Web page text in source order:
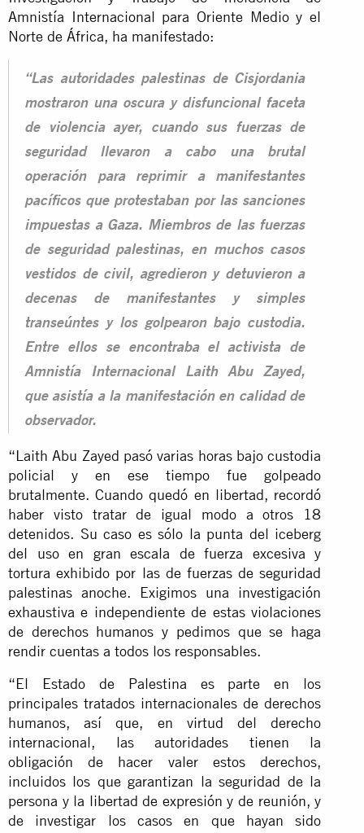
Amnistía Internacional para Oriente Medio y el
Norte de África, ha manifestado:
“Las autoridades palestinas de Cisjordania
mostraron una oscura y disfuncional faceta
de violencia ayer, cuando sus fuerzas de
seguridad llevaron a cabo una brutal
operación para reprimir a manifestantes
pacíficos que protestaban por las sanciones
impuestas a Gaza. Miembros de las fuerzas
de seguridad palestinas, en muchos casos
vestidos de civil, agredieron y detuvieron a
decenas de manifestantes y simples
transeúntes y los golpearon bajo custodia.
Entre ellos se encontraba el activista de
Amnistía Internacional Laith Abu Zayed,
que asistía a la manifestación en calidad de
observador.
“Laith Abu Zayed pasó varias horas bajo custodia
policial y en ese tiempo fue golpeado
brutalmente. Cuando quedó en libertad, recordó
haber visto tratar de igual modo a otros 18
detenidos. Su caso es sólo la punta del iceberg
del uso en gran escala de fuerza excesiva y
tortura exhibido por las de fuerzas de seguridad
palestinas anoche. Exigimos una investigación
exhaustiva e independiente de estas violaciones
de derechos humanos y pedimos que se haga
rendir cuentas a todos los responsables.
“El Estado de Palestina es parte en los
principales tratados internacionales de derechos
humanos, así que, en virtud del derecho
internacional, las autoridades tienen la
obligación de hacer valer estos derechos,
incluidos los que garantizan la seguridad de la
persona y la libertad de expresión y de reunión, y
de investigar los casos en que hayan sido